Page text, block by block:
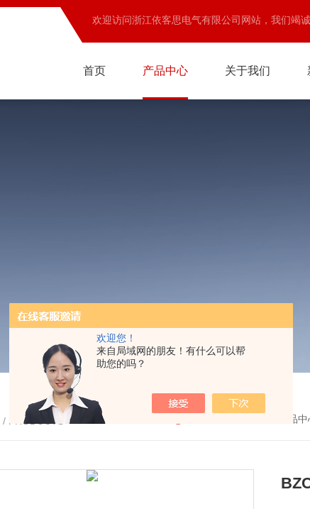
欢迎您！
来自局域网的朋友！有什么可以帮
助您的吗？
欢迎访问浙江依客思电气有限公司网站，我们竭
首页 产品中心 关于我们
/ PRODUCTS 产品